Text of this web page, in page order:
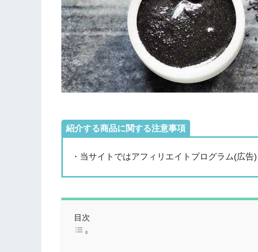
紹介する商品に関する注意事項
・当サイトではアフィリエイトプログラム(広告
目次